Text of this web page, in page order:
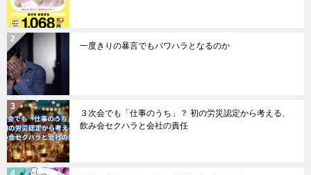
一度きりの暴言でもパワハラとなるのか
３次会でも「仕事のうち」？ 初の労災認定から考える、
飲み会セクハラと会社の責任